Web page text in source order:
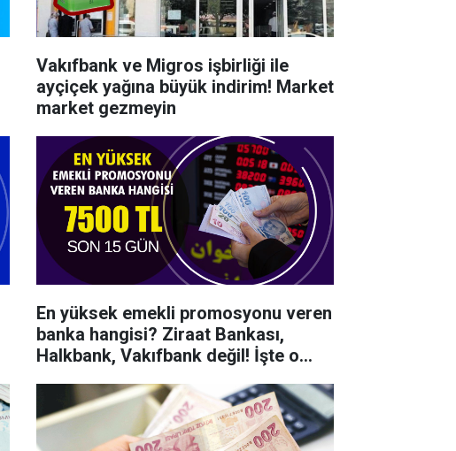
Vakıfbank ve Migros işbirliği ile
ayçiçek yağına büyük indirim! Market
market gezmeyin
En yüksek emekli promosyonu veren
banka hangisi? Ziraat Bankası,
Halkbank, Vakıfbank değil! İşte o